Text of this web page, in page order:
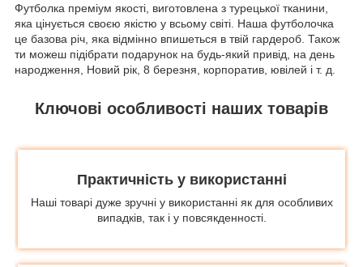
Футболка преміум якості, виготовлена з турецької тканини,
яка цінується своєю якістю у всьому світі. Наша футболочка
це базова річ, яка відмінно впишеться в твій гардероб. Також
ти можеш підібрати подарунок на будь-який привід, на день
народження, Новий рік, 8 березня, корпоратив, ювілей і т. д.
Ключові особливості наших товарів
Практичність у використанні
Наші товарі дуже зручні у використанні як для особливих
випадків, так і у повсякденності.